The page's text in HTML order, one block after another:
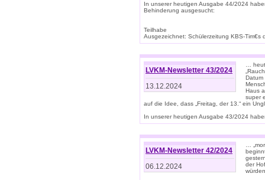
In unserer heutigen Ausgabe 44/2024
Behinderung ausgesucht:
Teilhabe
Ausgezeichnet: Schülerzeitung KBS-Tim€s
LVKM-Newsletter 43/2024
13.12.2024
…
Datum
Haus
super
auf die Idee, dass „Freitag, der 13.“ ein
In unserer heutigen Ausgabe 43/2024
LVKM-Newsletter 42/2024
06.12.2024
…
der